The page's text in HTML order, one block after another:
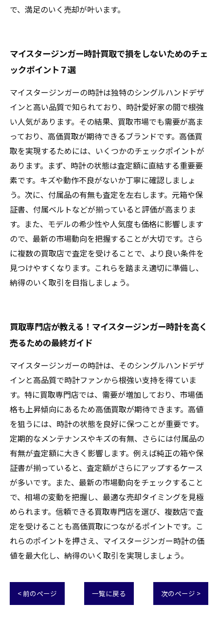
で、満足のいく売却が叶います。
マイスタージンガー時計買取で損をしないためのチェ
ックポイント７選
マイスタージンガーの時計は独特のシングルハンドデザ
インと高い品質で知られており、時計愛好家の間で根強
い人気があります。その結果、買取市場でも需要が高ま
っており、高価買取が期待できるブランドです。高価買
取を実現するためには、いくつかのチェックポイントが
あります。まず、時計の状態は査定額に直結する重要要
素です。キズや動作不良がないか丁寧に確認しましょ
う。次に、付属品の有無も査定を左右します。元箱や保
証書、付属ベルトなどが揃っていると評価が高まりま
す。また、モデルの希少性や人気度も価格に影響します
ので、最新の市場動向を把握することが大切です。さら
に複数の買取店で査定を受けることで、より良い条件を
見つけやすくなります。これらを踏まえ適切に準備し、
納得のいく取引を目指しましょう。
買取専門店が教える！マイスタージンガー時計を高く
売るための最終ガイド
マイスタージンガーの時計は、そのシングルハンドデザ
インと高品質で時計ファンから根強い支持を得ていま
す。特に買取専門店では、需要が増加しており、市場価
格も上昇傾向にあるため高価買取が期待できます。高値
を狙うには、時計の状態を良好に保つことが重要です。
定期的なメンテナンスやキズの有無、さらには付属品の
有無が査定額に大きく影響します。例えば純正の箱や保
証書が揃っていると、査定額がさらにアップするケース
が多いです。また、最新の市場動向をチェックすること
で、相場の変動を把握し、最適な売却タイミングを見極
められます。信頼できる買取専門店を選び、複数店で査
定を受けることも高価買取につながるポイントです。こ
れらのポイントを押さえ、マイスタージンガー時計の価
値を最大化し、納得のいく取引を実現しましょう。
< 前のページ 一覧に戻る 次のページ >